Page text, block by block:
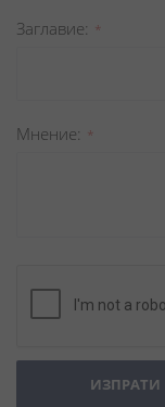
Заглавиe
Мнение
ИЗПРАТИ